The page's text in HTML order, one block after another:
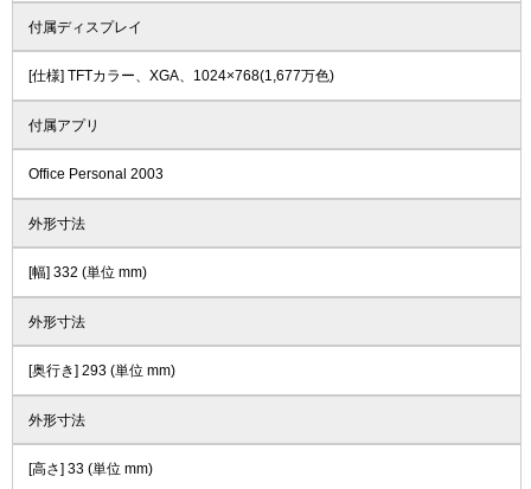
付属ディスプレイ
[仕様] TFTカラー、XGA、1024×768(1,677万色)
付属アプリ
Office Personal 2003
外形寸法
[幅] 332 (単位 mm)
外形寸法
[奥行き] 293 (単位 mm)
外形寸法
[高さ] 33 (単位 mm)